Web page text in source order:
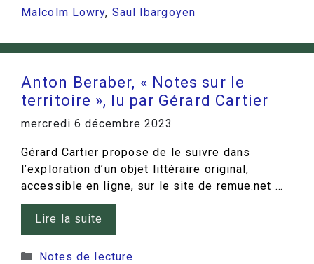
Malcolm Lowry, Saul Ibargoyen
Anton Beraber, « Notes sur le
territoire », lu par Gérard Cartier
mercredi 6 décembre 2023
Gérard Cartier propose de le suivre dans
l’exploration d’un objet littéraire original,
accessible en ligne, sur le site de remue.net …
Lire la suite
Catégories
Notes de lecture